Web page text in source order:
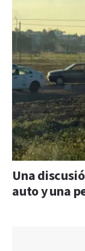
Una
auto y una